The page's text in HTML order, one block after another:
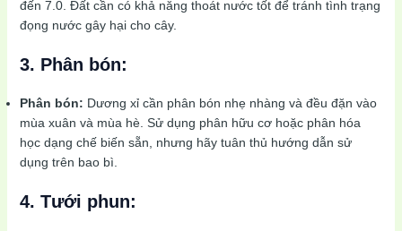
đến 7.0. Đất cần có khả năng thoát nước tốt để tránh tình trạng
đọng nước gây hại cho cây.
3. Phân bón:
Phân bón: Dương xỉ cần phân bón nhẹ nhàng và đều đặn vào
mùa xuân và mùa hè. Sử dụng phân hữu cơ hoặc phân hóa
học dạng chế biến sẵn, nhưng hãy tuân thủ hướng dẫn sử
dụng trên bao bì.
4. Tưới phun: